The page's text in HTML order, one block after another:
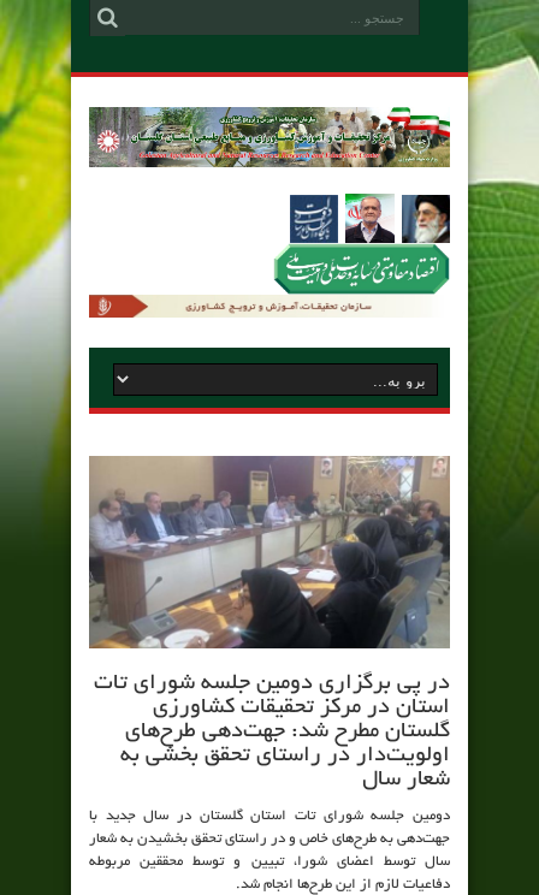
در پی برگزاری دومین جلسه شورای تات
استان در مرکز تحقیقات کشاورزی
گلستان مطرح شد: جهت‌دهی طرح‌های
اولویت‌دار در راستای تحقق بخشی به
شعار سال
دومین جلسه شورای تات استان گلستان در سال جدید با
جهت‌دهی به طرح‌های خاص و در راستای تحقق بخشیدن به شعار
سال توسط اعضای شورا، تبیین و توسط محققین مربوطه
دفاعیات لازم از این طرح‌ها انجام شد.